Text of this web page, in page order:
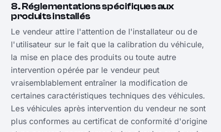
8. Réglementations spécifiques aux
produits installés
Le vendeur attire l'attention de l'installateur ou de
l'utilisateur sur le fait que la calibration du véhicule,
la mise en place des produits ou toute autre
intervention opérée par le vendeur peut
vraisemblablement entraîner la modification de
certaines caractéristiques techniques des véhicules.
Les véhicules après intervention du vendeur ne sont
plus conformes au certificat de conformité d'origine